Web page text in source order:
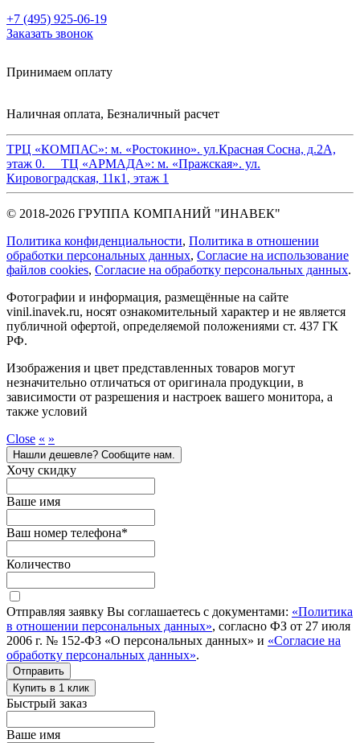
+7 (495) 925-06-19
Заказать звонок
Принимаем оплату
Наличная оплата, Безналичный расчет
ТРЦ «КОМПАС»: м. «Ростокино». ул.Красная Сосна, д.2А,
этаж 0. ТЦ «АРМАДА»: м. «Пражская». ул.
Кировоградская, 11к1, этаж 1
© 2018-2026 ГРУППА КОМПАНИЙ "ИНАВЕК"
Политика конфиденциальности, Политика в отношении
обработки персональных данных, Cогласие на использование
файлов cookies, Согласие на обработку персональных данных.
Фотографии и информация, размещённые на сайте
vinil.inavek.ru, носят ознакомительный характер и не является
публичной офертой, определяемой положениями ст. 437 ГК
РФ.
Изображения и цвет представленных товаров могут
незначительно отличаться от оригинала продукции, в
зависимости от разрешения и настроек вашего монитора, а
также условий
Close « »
Нашли дешевле? Сообщите нам.
Хочу скидку
Ваше имя
Ваш номер телефона*
Количество
Отправляя заявку Вы соглашаетесь с документами: «Политика
в отношении персональных данных», согласно ФЗ от 27 июля
2006 г. № 152-ФЗ «О персональных данных» и «Согласие на
обработку персональных данных».
Отправить
Купить в 1 клик
Быстрый заказ
Ваше имя